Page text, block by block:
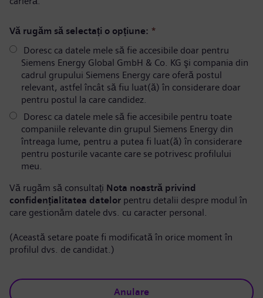
Vă rugăm să selectați o opțiune: *
Doresc ca datele mele să fie accesibile doar pentru
Siemens Energy Global GmbH & Co. KG şi compania din
cadrul grupului Siemens Energy care oferă postul
relevant, astfel încât să fiu luat(ă) în considerare doar
pentru postul la care candidez.
Doresc ca datele mele să fie accesibile pentru toate
companiile relevante din grupul Siemens Energy din
întreaga lume, pentru a putea fi luat(ă) în considerare
pentru posturile vacante care se potrivesc profilului
meu.
Vă rugăm să consultați Nota noastră privind
confidențialitatea datelor pentru detalii despre modul în
care gestionăm datele dvs. cu caracter personal.
(Această setare poate fi modificată în orice moment în
profilul dvs. de candidat.)
Anulare